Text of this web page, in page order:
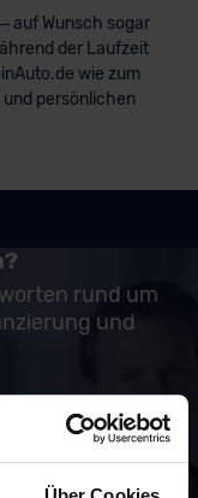
auf Wunsch sogar
der Laufzeit
wie zum
und persönlichen
rund um
und